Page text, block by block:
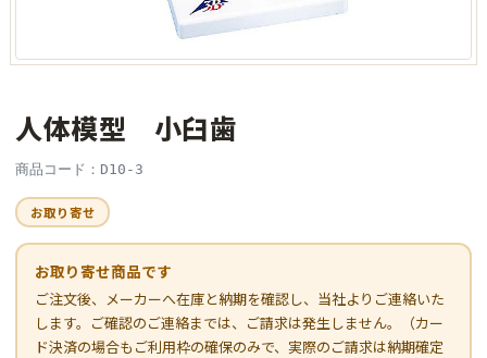
人体模型 小臼歯
商品コード：D10-3
お取り寄せ
お取り寄せ商品です
ご注文後、メーカーへ在庫と納期を確認し、当社よりご連絡いた
します。ご確認のご連絡までは、ご請求は発生しません。（カー
ド決済の場合もご利用枠の確保のみで、実際のご請求は納期確定